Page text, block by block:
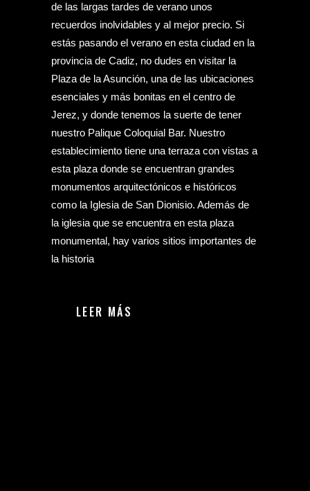
de las largas tardes de verano unos
recuerdos inolvidables y al mejor precio. Si
estás pasando el verano en esta ciudad en la
provincia de Cadiz, no dudes en visitar la
Plaza de la Asunción, una de las ubicaciones
esenciales y más bonitas en el centro de
Jerez, y donde tenemos la suerte de tener
nuestro Palique Coloquial Bar. Nuestro
establecimiento tiene una terraza con vistas a
esta plaza donde se encuentran grandes
monumentos arquitectónicos e históricos
como la Iglesia de San Dionisio. Además de
la iglesia que se encuentra en esta plaza
monumental, hay varios sitios importantes de
la historia
LEER MÁS